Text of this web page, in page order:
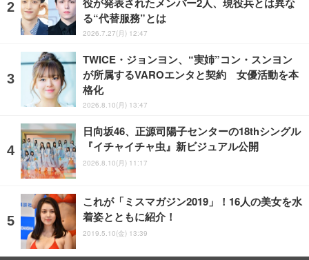
役が発表されたメンバー2人、現役兵とは異な
る“代替服務”とは
2026.7.27(月) 12:47
TWICE・ジョンヨン、“実姉”コン・スンヨン
が所属するVAROエンタと契約 女優活動を本
格化
2026.8.10(月) 13:47
日向坂46、正源司陽子センターの18thシングル
『イチャイチャ虫』新ビジュアル公開
2026.8.10(月) 11:17
これが「ミスマガジン2019」！16人の美女を水
着姿とともに紹介！
2019.5.10(金) 13:39